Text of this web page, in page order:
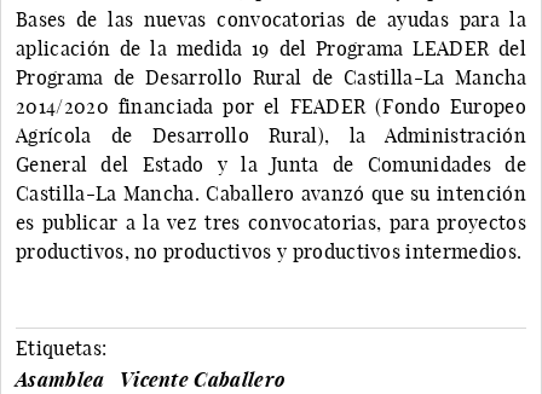
Bases de las nuevas convocatorias de ayudas para la
aplicación de la medida 19 del Programa LEADER del
Programa de Desarrollo Rural de Castilla-La Mancha
2014/2020 financiada por el FEADER (Fondo Europeo
Agrícola de Desarrollo Rural), la Administración
General del Estado y la Junta de Comunidades de
Castilla-La Mancha. Caballero avanzó que su intención
es publicar a la vez tres convocatorias, para proyectos
productivos, no productivos y productivos intermedios.
Etiquetas:
Asamblea
Vicente Caballero